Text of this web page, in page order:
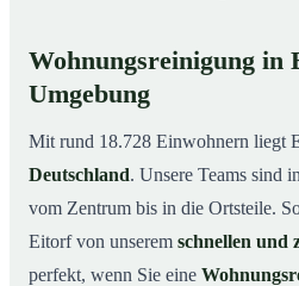
Wohnungsreinigung in
Umgebung
Mit rund 18.728 Einwohnern liegt
Deutschland. Unsere Teams sind
vom Zentrum bis in die Ortsteile.
Eitorf von unserem schnellen und
perfekt, wenn Sie eine